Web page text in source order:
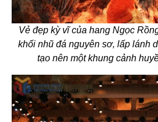
Vẻ đẹp kỳ vĩ của hang Ngọc
khối nhũ đá nguyên sơ, lấp lánh
tạo nên một khung cảnh